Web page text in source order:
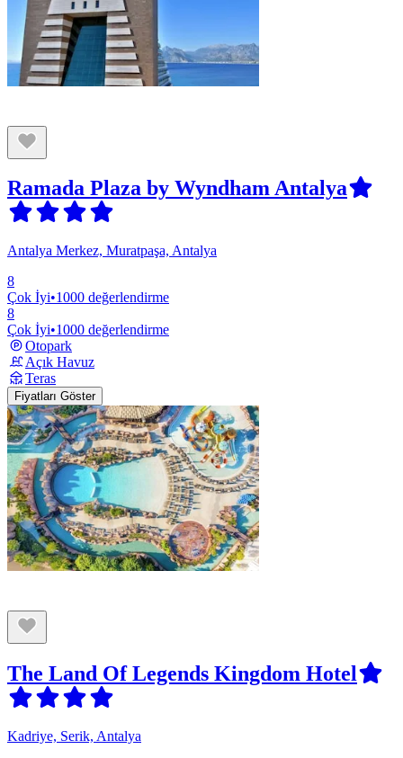
Ramada Plaza by Wyndham Antalya
Antalya Merkez, Muratpaşa, Antalya
8
Çok İyi•1000 değerlendirme
8
Çok İyi•1000 değerlendirme
Otopark
Açık Havuz
Teras
Fiyatları Göster
The Land Of Legends Kingdom Hotel
Kadriye, Serik, Antalya